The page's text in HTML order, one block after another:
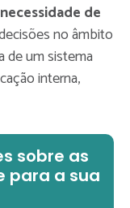
necessidade de
no âmbito
de um sistema
interna,
sobre as
para a sua